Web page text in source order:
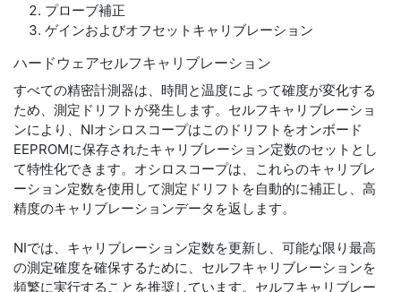
プローブ補正
ゲインおよびオフセットキャリブレーション
ハードウェアセルフキ ャ リ ブレーション
すべての精密計測器は、時間と温度によって確度が変化する
ため、測定ドリフトが発生します。セルフキャリブレーショ
ンにより、NIオシロスコープはこのドリフトをオンボード
EEPROMに保存されたキャリブレーション定数のセットとし
て特性化できます。オシロスコープは、これらのキャリブレ
ーション定数を使用して測定ドリフトを自動的に補正し、高
精度のキャリブレーションデータを返します。
NIでは、キャリブレーション定数を更新し、可能な限り最高
の測定確度を確保するために、セルフキャリブレーションを
頻繁に実行することを推奨しています。セルフキャリブレー